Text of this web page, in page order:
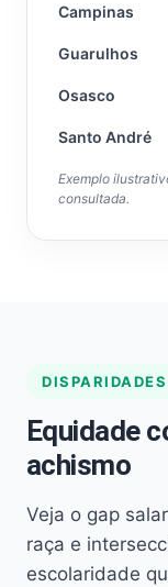
Campinas
Guarulhos
Osasco
Santo André
Exemplo
consultada.
Equidade
achismo
Veja o gap
raça e
escolaridade